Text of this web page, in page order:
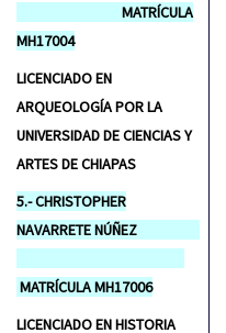
MATRÍCULA
MH17004
LICENCIADO EN
ARQUEOLOGÍA POR LA
UNIVERSIDAD DE CIENCIAS Y
ARTES DE CHIAPAS
5.- CHRISTOPHER
NAVARRETE NÚÑEZ
MATRÍCULA MH17006
LICENCIADO EN HISTORIA